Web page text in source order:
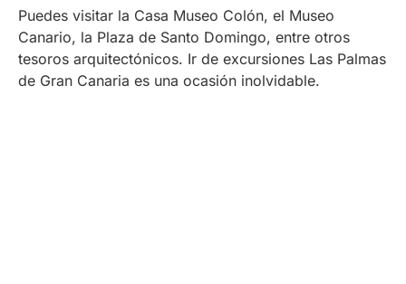
Puedes visitar la Casa Museo Colón, el Museo
Canario, la Plaza de Santo Domingo, entre otros
tesoros arquitectónicos. Ir de excursiones Las Palmas
de Gran Canaria es una ocasión inolvidable.